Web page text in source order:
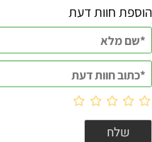
אחרונים שנצפו
דעת